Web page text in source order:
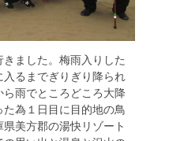
ました。梅雨入りした
るまでぎりぎり降られ
ら雨でところどころ大降
為１日目に目的地の鳥
美方郡の湯快リゾート